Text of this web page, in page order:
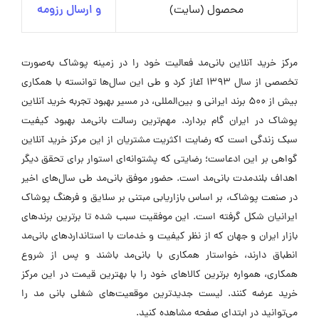
محصول (سایت)
و ارسال رزومه
مرکز خرید آنلاین بانی‌مد فعالیت خود را در زمینه پوشاک به‌صورت
تخصصی از سال ۱۳۹۳ آغاز کرد و طی این سال‌ها توانسته با همکاری
بیش از ۵۰۰ برند ایرانی و بین‌المللی، در مسیر بهبود تجربه خرید آنلاین
پوشاک در ایران گام بردارد. مهم‌ترین رسالت بانی‌مد بهبود کیفیت
سبک زندگی است که رضایت اکثریت مشتریان از این مرکز خرید آنلاین
گواهی بر این ادعاست؛ رضایتی که پشتوانه‌ای استوار برای تحقق دیگر
اهداف بلندمدت بانی‌مد است. حضور موفق بانی‌مد طی سال‌های اخیر
در صنعت پوشاک، بر اساس بازاریابی مبتنی بر سلایق و فرهنگ پوشاک
ایرانیان شکل گرفته است. این موفقیت سبب شده تا برترین برندهای
بازار ایران و جهان که از نظر کیفیت و خدمات با استانداردهای بانی‌مد
انطباق دارند، خواستار همکاری با بانی‌مد باشند و پس از شروع
همکاری، همواره برترین کالاهای خود را با بهترین قیمت در این مرکز
خرید عرضه کنند. لیست جدیدترین موقعیت‌های شغلی بانی مد را
می‌توانید در ابتدای صفحه مشاهده کنید.